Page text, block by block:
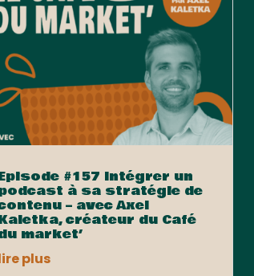
#157 Intégrer un
à sa stratégie de
– avec Axel
créateur du Café
market’
plus